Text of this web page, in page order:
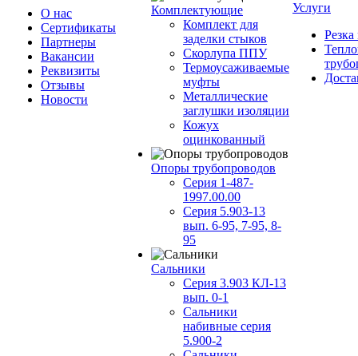
О нас
Сертификаты
Партнеры
Вакансии
Реквизиты
Отзывы
Новости
Комплектующие
Комплект для
заделки стыков
Скорлупа ППУ
Термоусаживаемые
муфты
Металлические
заглушки изоляции
Кожух
оцинкованный
Опоры трубопроводов
Серия 1-487-
1997.00.00
Серия 5.903-13
вып. 6-95, 7-95, 8-
95
Сальники
Серия 3.903 КЛ-13
вып. 0-1
Сальники
набивные серия
5.900-2
Услуги
Резка